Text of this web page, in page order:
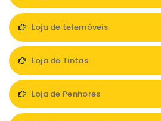
Loja de telemóveis
Loja de Tintas
Loja de Penhores